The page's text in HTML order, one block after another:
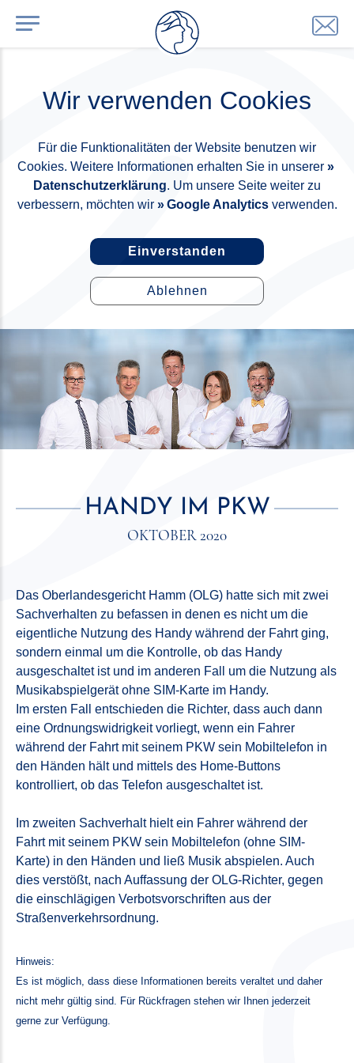
Wir verwenden Cookies
Für die Funktionalitäten der Website benutzen wir
Cookies. Weitere Informationen erhalten Sie in unserer
Datenschutzerklärung. Um unsere Seite weiter zu
verbessern, möchten wir
Google Analyticsverwenden.
Einverstanden
Ablehnen
HANDY IM PKW
OKTOBER 2020
Das Oberlandesgericht Hamm (OLG) hatte sich mit zwei
Sachverhalten zu befassen in denen es nicht um die
eigentliche Nutzung des Handy während der Fahrt ging,
sondern einmal um die Kontrolle, ob das Handy
ausgeschaltet ist und im anderen Fall um die Nutzung als
Musikabspielgerät ohne SIM-Karte im Handy.
Im ersten Fall entschieden die Richter, dass auch dann
eine Ordnungswidrigkeit vorliegt, wenn ein Fahrer
während der Fahrt mit seinem PKW sein Mobiltelefon in
den Händen hält und mittels des Home-Buttons
kontrolliert, ob das Telefon ausgeschaltet ist.
Im zweiten Sachverhalt hielt ein Fahrer während der
Fahrt mit seinem PKW sein Mobiltelefon (ohne SIM-
Karte) in den Händen und ließ Musik abspielen. Auch
dies verstößt, nach Auffassung der OLG-Richter, gegen
die einschlägigen Verbotsvorschriften aus der
Straßenverkehrsordnung.
Hinweis:
Es ist möglich, dass diese Informationen bereits veraltet und daher
nicht mehr gültig sind. Für Rückfragen stehen wir Ihnen jederzeit
gerne zur Verfügung.